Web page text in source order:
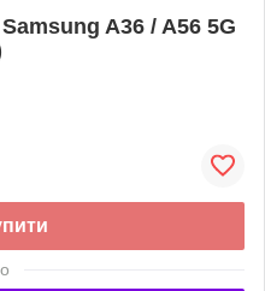
A36 / A56 5G